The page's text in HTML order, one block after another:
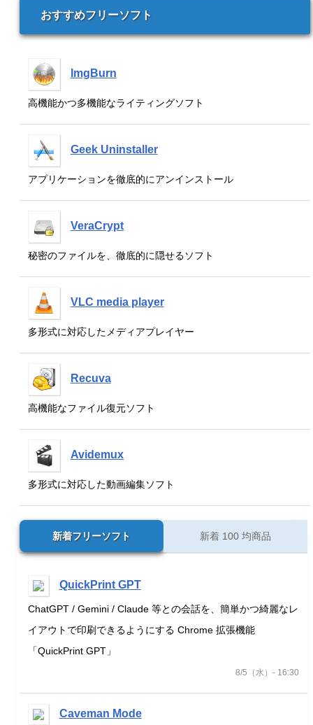
おすすめフリーソフト
ImgBurn
高機能かつ多機能なライティングソフト
Geek Uninstaller
アプリケーションを徹底的にアンインストール
VeraCrypt
秘密のファイルを、徹底的に隠せるソフト
VLC media player
多形式に対応したメディアプレイヤー
Recuva
高機能なファイル復元ソフト
Avidemux
多形式に対応した動画編集ソフト
新着フリーソフト 新着 100 均商品
QuickPrint GPT
ChatGPT / Gemini / Claude 等との会話を、簡単かつ綺麗なレ
イアウトで印刷できるようにする Chrome 拡張機能
「QuickPrint GPT」
8/5（水）- 16:30
Caveman Mode